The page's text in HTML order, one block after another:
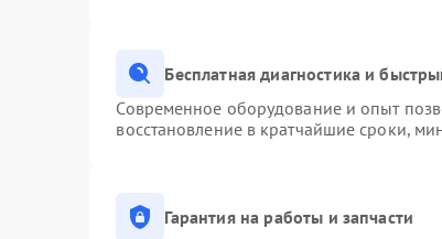
Бесплатная диагностика и
Современное оборудование и опыт
восстановление в кратчайшие сроки,
Гарантия на работы и запчасти